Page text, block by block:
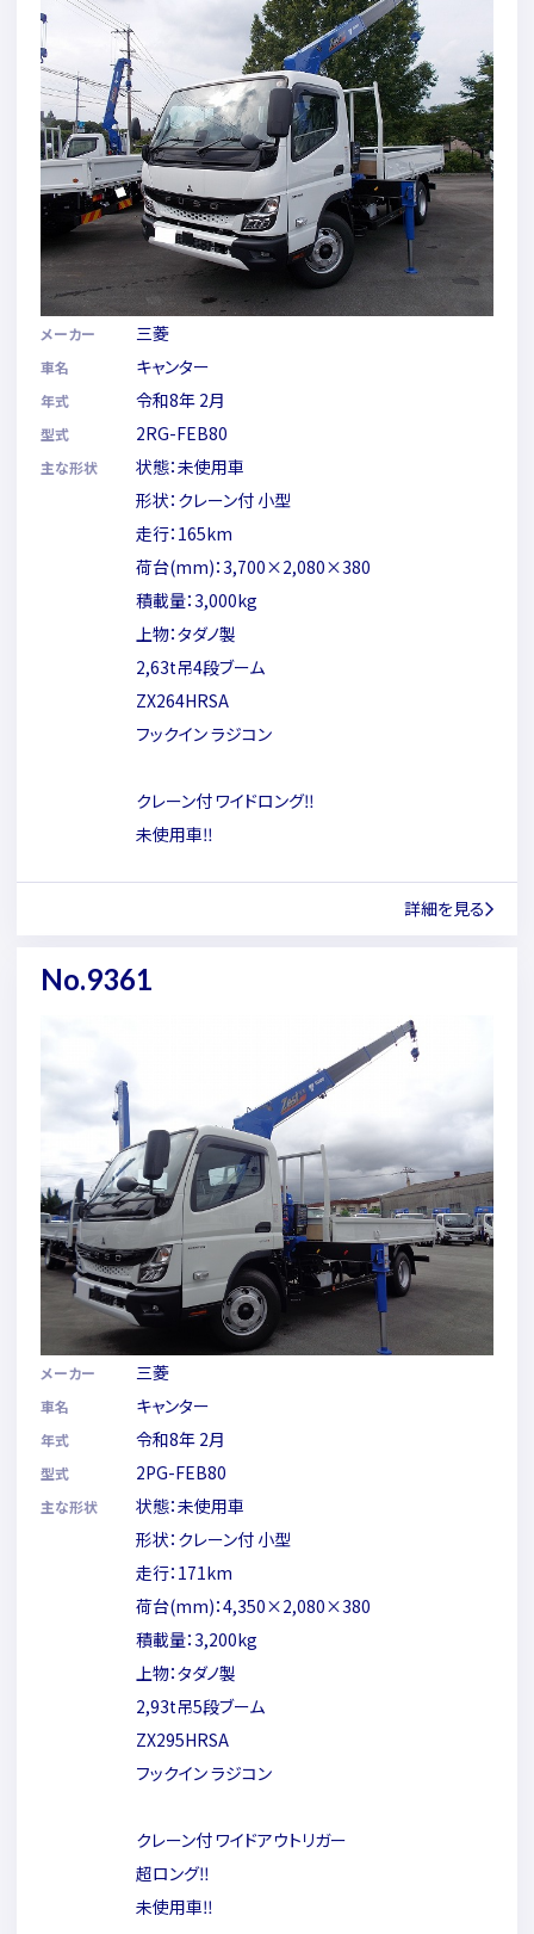
メーカー 三菱
車名 キャンター
年式 令和8年 2月
型式 2RG-FEB80
主な形状
状態：未使用車
形状：クレーン付 小型
走行：165km
荷台(mm)：3,700×2,080×380
積載量：3,000kg
上物：タダノ製
2,63t吊4段ブーム
ZX264HRSA
フックイン ラジコン
クレーン付 ワイドロング‼
未使用車‼
詳細を見る
No.9361
メーカー 三菱
車名 キャンター
年式 令和8年 2月
型式 2PG-FEB80
主な形状
状態：未使用車
形状：クレーン付 小型
走行：171km
荷台(mm)：4,350×2,080×380
積載量：3,200kg
上物：タダノ製
2,93t吊5段ブーム
ZX295HRSA
フックイン ラジコン
クレーン付 ワイドアウトリガー
超ロング‼
未使用車‼